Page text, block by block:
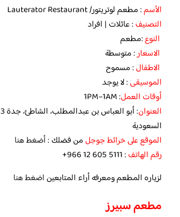
الأسم: مطعم لوتريتور/ Lauterator Restaurant
التصنيف: عائلات | افراد
النوع:مطعم
الاسعار: متوسطة
الاطفال: مسموح
الموسيقى: لا يوجد
أوقات العمل: 1PM–1AM
العنوان
السعودية
الموقع على خرائط جوجلمن فضلك :أضغط هنا
رقم الهاتف:‏ ‪‏‪‏‪+966 12 605 5111‬‏
لزياره المطعم ومعرفه أراء المتابعيناضغط هنا
مطعم سبيرز